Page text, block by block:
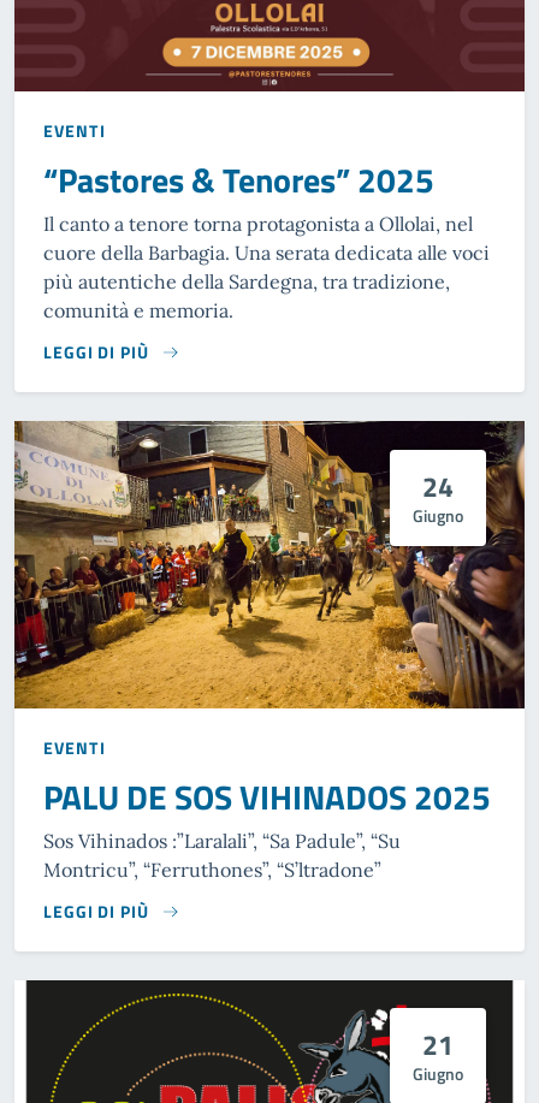
EVENTI
“Pastores & Tenores” 2025
Il canto a tenore torna protagonista a Ollolai, nel
cuore della Barbagia. Una serata dedicata alle voci
più autentiche della Sardegna, tra tradizione,
comunità e memoria.
LEGGI DI PIÙ
24
Giugno
EVENTI
PALU DE SOS VIHINADOS 2025
Sos Vihinados :”Laralali”, “Sa Padule”, “Su
Montricu”, “Ferruthones”, “S’ltradone”
LEGGI DI PIÙ
21
Giugno